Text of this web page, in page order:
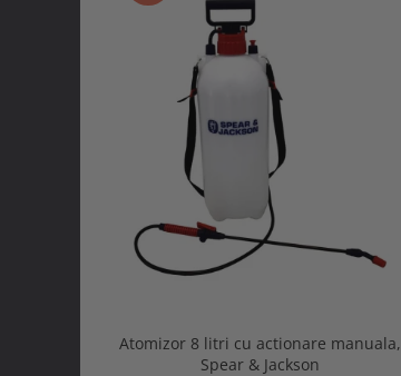
Atomizor 8 litri cu actionare manuala,
Spear & Jackson